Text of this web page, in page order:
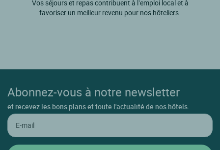
Le Gua
Meschers Sur Gironde
Vos séjours et repas contribuent à l’emploi local et à
favoriser un meilleur revenu pour nos hôteliers.
Abonnez-vous à notre newsletter
et recevez les bons plans et toute l'actualité de nos hôtels.